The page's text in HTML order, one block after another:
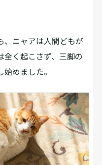
ニャアは人間どもが
全く起こさず、三脚の
めました。